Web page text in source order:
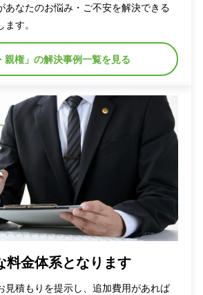
あなたのお悩み・ご不安を解決できる
す。
親権」の解決事例一覧を見る
料金体系となります
見積もりを提示し、追加費用があれば